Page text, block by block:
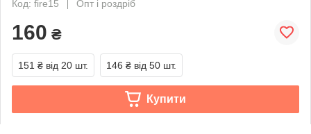
Код: fire15
Опт і роздріб
160 ₴
151 ₴ від 20 шт. 146 ₴ від 50 шт.
Купити